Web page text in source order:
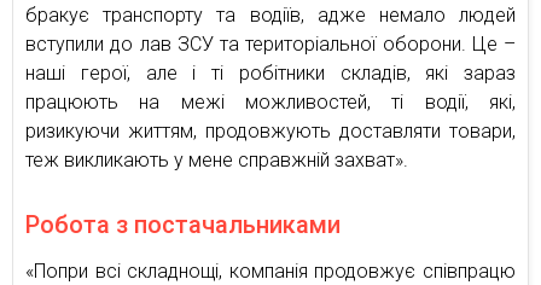
бракує транспорту та водіїв, адже немало людей
вступили до лав ЗСУ та територіальної оборони. Це –
наші герої, але і ті робітники складів, які зараз
працюють на межі можливостей, ті водії, які,
ризикуючи життям, продовжують доставляти товари,
теж викликають у мене справжній захват».
Робота з постачальниками
«Попри всі складнощі, компанія продовжує співпрацю